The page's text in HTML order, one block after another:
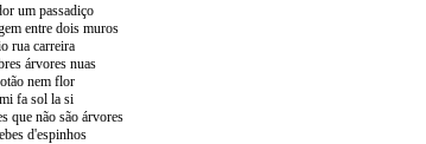
um passadiço
entre dois muros
rua carreira
árvores nuas
nem flor
fa sol la si
que não são árvores
d'espinhos